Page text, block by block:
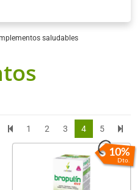
saludables
1 2 3 4 5
10%
Dto.